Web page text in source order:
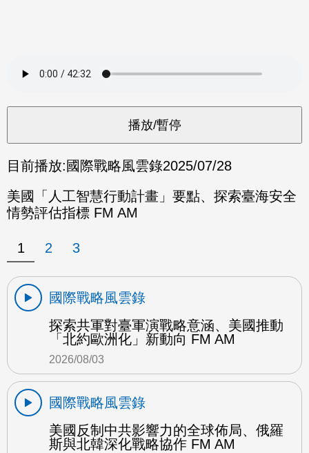
目前播放: 國際戰略風雲錄2025/07/28
美國「人工智慧行動計畫」要點、探索臺海安全
情勢評估指標 FM AM
1 2 3
國際戰略風雲錄
探索共軍對臺軍演戰略意涵、美國推動
「北約歐洲化」新動向 FM AM
2026/08/03
國際戰略風雲錄
美國反制中共影響力的全球佈局、俄羅
斯與北韓深化戰略協作 FM AM